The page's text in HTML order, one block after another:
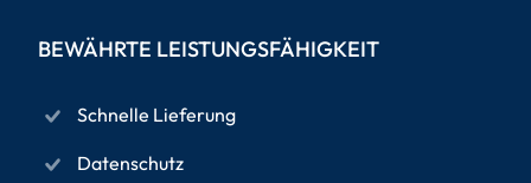
BEWÄHRTE LEISTUNGSFÄHIGKEIT
Schnelle Lieferung
Datenschutz